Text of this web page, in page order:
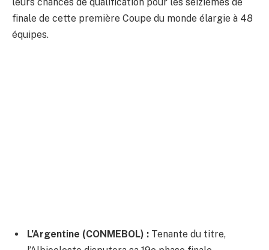
finale de cette première Coupe du monde élargie à 48
équipes.
L’Argentine (CONMEBOL) : Tenante du titre,